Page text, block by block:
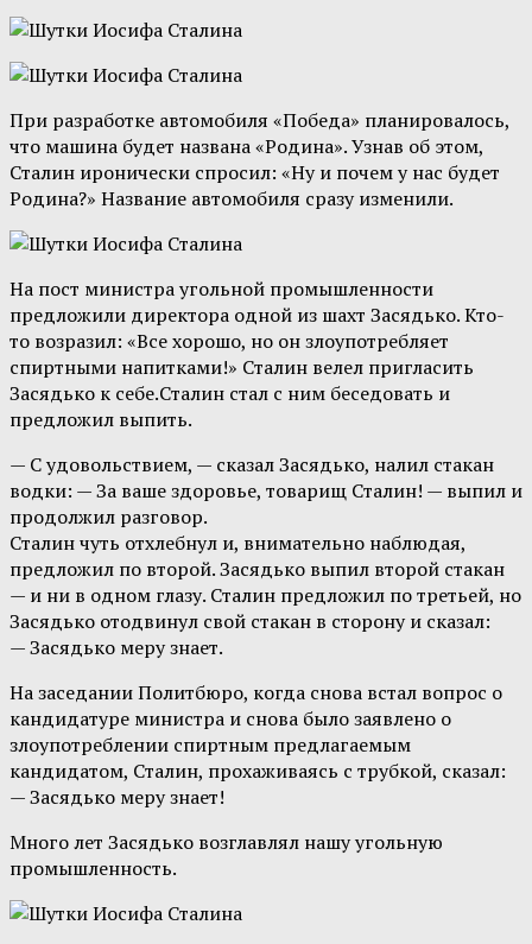
При разработке автомобиля «Победа» планировалось,
что машина будет названа «Родина». Узнав об этом,
Сталин иронически спросил: «Ну и почем у нас будет
Родина?» Название автомобиля сразу изменили.
На пост министра угольной промышленности
предложили директора одной из шахт Засядько. Кто-
то возразил: «Все хорошо, но он злоупотребляет
спиртными напитками!» Сталин велел пригласить
Засядько к себе.Сталин стал с ним беседовать и
предложил выпить.
— С удовольствием, — сказал Засядько, налил стакан
водки: — За ваше здоровье, товарищ Сталин! — выпил и
продолжил разговор.
Сталин чуть отхлебнул и, внимательно наблюдая,
предложил по второй. Засядько выпил второй стакан
— и ни в одном глазу. Сталин предложил по третьей, но
Засядько отодвинул свой стакан в сторону и сказал:
— Засядько меру знает.
На заседании Политбюро, когда снова встал вопрос о
кандидатуре министра и снова было заявлено о
злоупотреблении спиртным предлагаемым
кандидатом, Сталин, прохаживаясь с трубкой, сказал:
— Засядько меру знает!
Много лет Засядько возглавлял нашу угольную
промышленность.